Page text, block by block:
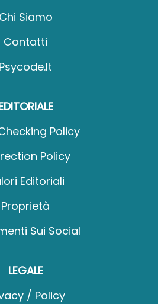
Chi Siamo
Contatti
Psycode.it
Policy
Policy
Editoriali
Proprietà
Sui Social
LEGALE
/ Policy